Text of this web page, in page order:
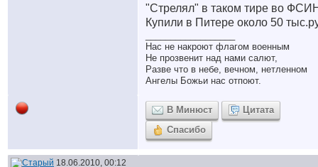
"Стрелял" в таком тире во
Купили в Питере около 50
Нас не накроют флагом военным
Не прозвенит над нами салют,
Разве что в небе, вечном, нетленном
Ангелы Божьи нас отпоют.
В Минюст
Цитата
Спасибо
18.06.2010, 00:12